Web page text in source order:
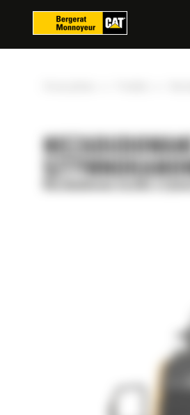
Niezabudowane wozidła
Panel zarządzania plikami cookies